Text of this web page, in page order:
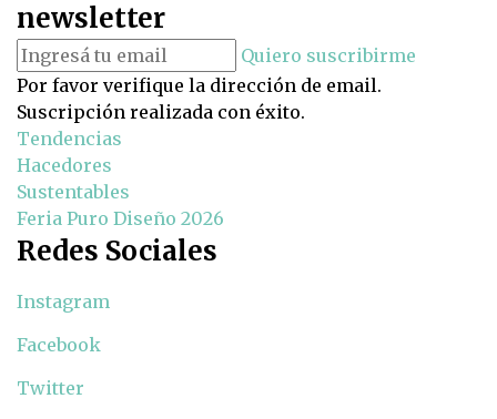
newsletter
Quiero suscribirme
Por favor verifique la dirección de email.
Suscripción realizada con éxito.
Tendencias
Hacedores
Sustentables
Feria Puro Diseño 2026
Redes Sociales
Instagram
Facebook
Twitter